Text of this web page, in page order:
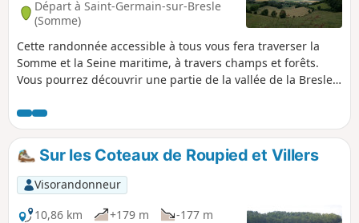
Départ à Saint-Germain-sur-Bresle
(Somme)
Cette randonnée accessible à tous vous fera traverser la
Somme et la Seine maritime, à travers champs et forêts.
Vous pourrez découvrir une partie de la vallée de la Bresle,
Rouen-sur-Bresle.
Sur les Coteaux de Roupied et Villers
Visorandonneur
10,86 km
+179 m
-177 m